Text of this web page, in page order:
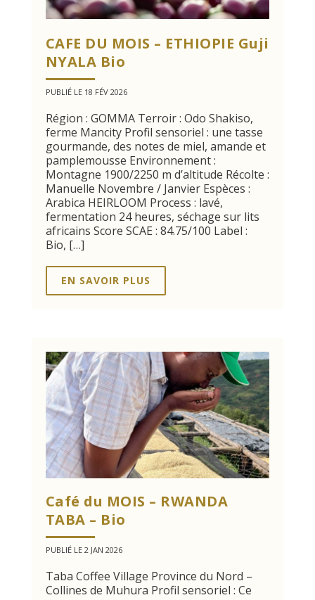
CAFE DU MOIS – ETHIOPIE Guji
NYALA Bio
PUBLIÉ LE 18 FÉV 2026
Région : GOMMA Terroir : Odo Shakiso,
ferme Mancity Profil sensoriel : une tasse
gourmande, des notes de miel, amande et
pamplemousse Environnement :
Montagne 1900/2250 m d’altitude Récolte :
Manuelle Novembre / Janvier Espèces :
Arabica HEIRLOOM Process : lavé,
fermentation 24 heures, séchage sur lits
africains Score SCAE : 84.75/100 Label :
Bio, […]
EN SAVOIR PLUS
Café du MOIS – RWANDA
TABA – Bio
PUBLIÉ LE 2 JAN 2026
Taba Coffee Village Province du Nord –
Collines de Muhura Profil sensoriel : Ce